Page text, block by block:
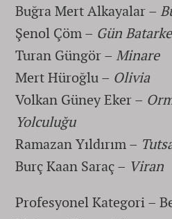
Buğra Mert Alkayalar –
Şenol Çöm – Gün
Turan Güngör – Minare
Mert Hüroğlu – Olivia
Volkan Güney Eker –
Yolculuğu
Ramazan Yıldırım –
Burç Kaan Saraç – Viran
Profesyonel Kategori –